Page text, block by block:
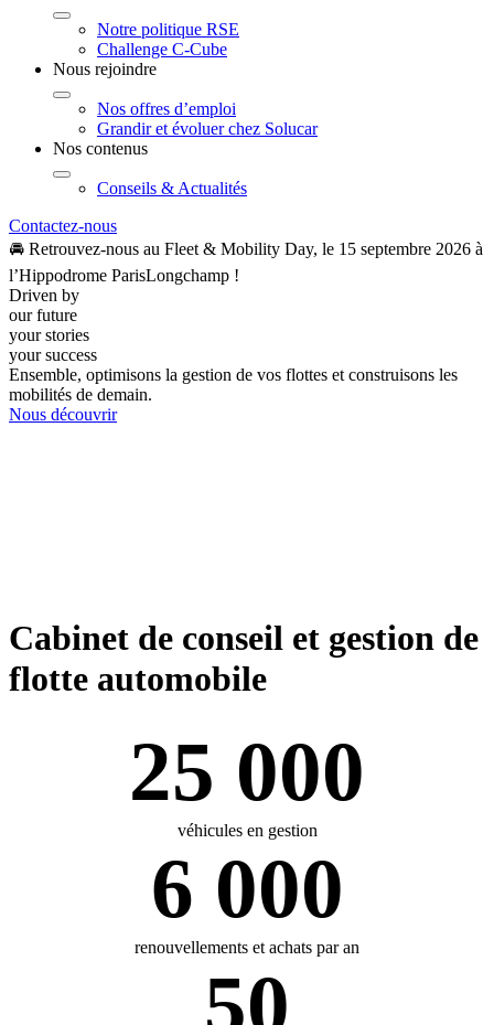
Notre politique RSE
Challenge C-Cube
Nous rejoindre
Nos offres d’emploi
Grandir et évoluer chez Solucar
Nos contenus
Conseils & Actualités
Contactez-nous
🚘 Retrouvez-nous au Fleet & Mobility Day, le 15 septembre 2026 à
l’Hippodrome ParisLongchamp !
Driven by
our future
your stories
your success
Ensemble, optimisons la gestion de vos flottes et construisons les
mobilités de demain.
Nous découvrir
Cabinet de conseil et gestion de
flotte automobile
25 000
véhicules en gestion
6 000
renouvellements et achats par an
50